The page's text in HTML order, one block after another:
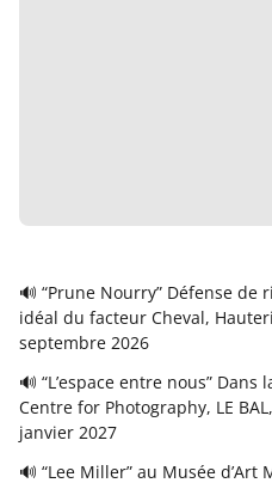
🔊 “Prune Nourry” Défense de
idéal du facteur Cheval,
septembre 2026
🔊 “L’espace entre nous”
Centre for Photography, LE
janvier 2027
🔊 “Lee Miller” au Musée